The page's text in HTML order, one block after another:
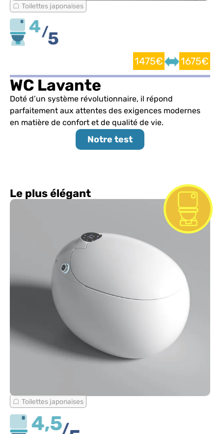
Toilettes japonaises
1475€ 1675€
WC Lavante
Doté d’un système révolutionnaire, il répond
parfaitement aux attentes des exigences modernes
en matière de confort et de qualité de vie.
Notre test
Le plus élégant
Toilettes japonaises